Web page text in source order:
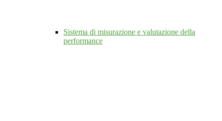
Sistema di misurazione e valutazione della
performance